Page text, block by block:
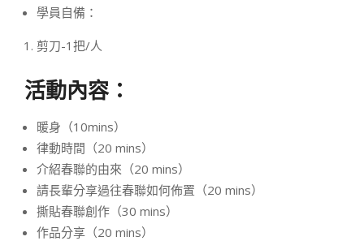
學員自備：
剪刀-1把/人
活動內容：
暖身（10mins）
律動時間（20 mins）
介紹春聯的由來（20 mins）
請長輩分享過往春聯如何佈置（20 mins）
撕貼春聯創作（30 mins）
作品分享（20 mins）